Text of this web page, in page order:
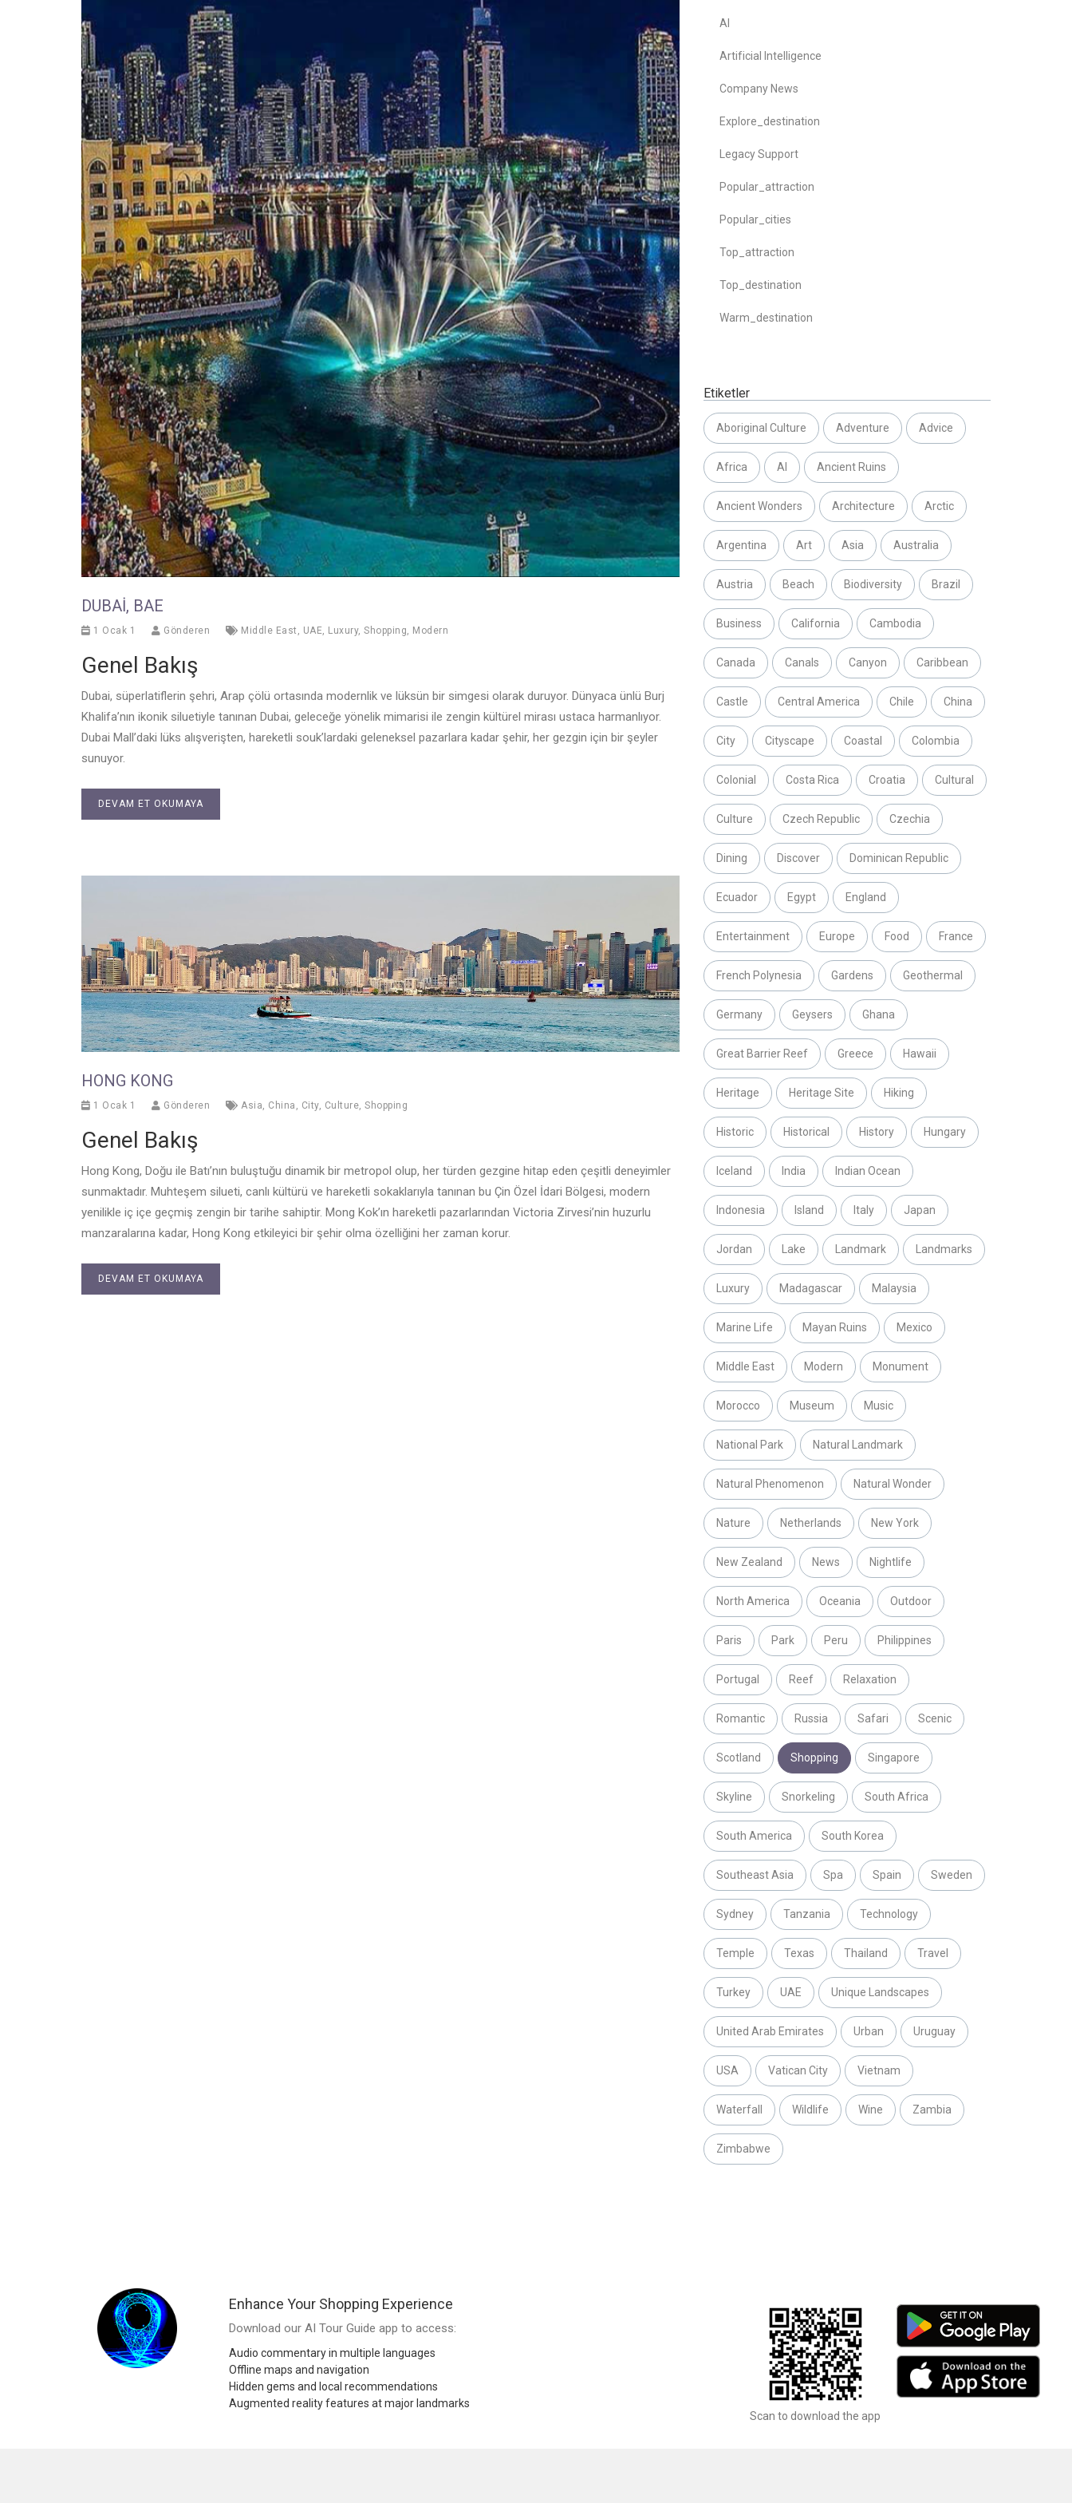
DUBAI, BAE
1 Ocak 1 Gönderen Middle East , UAE, Luxury, Shopping, Modern
Genel Bakış
Dubai, süperlatiflerin şehri, Arap çölü ortasında modernlik ve lüksün bir simgesi olarak duruyor. Dünyaca ünlü Burj
Khalifa’nın ikonik siluetiyle tanınan Dubai, geleceğe yönelik mimarisi ile zengin kültürel mirası ustaca harmanlıyor.
Dubai Mall’daki lüks alışverişten, hareketli souk’lardaki geleneksel pazarlara kadar şehir, her gezgin için bir şeyler
sunuyor.
DEVAM ET OKUMAYA
HONG KONG
1 Ocak 1 Gönderen Asia, China , City, Culture, Shopping
Genel Bakış
Hong Kong, Doğu ile Batı’nın buluştuğu dinamik bir metropol olup, her türden gezgine hitap eden çeşitli deneyimler
sunmaktadır. Muhteşem silueti, canlı kültürü ve hareketli sokaklarıyla tanınan bu Çin Özel İdari Bölgesi, modern
yenilikle iç içe geçmiş zengin bir tarihe sahiptir. Mong Kok’ın hareketli pazarlarından Victoria Zirvesi’nin huzurlu
manzaralarına kadar, Hong Kong etkileyici bir şehir olma özelliğini her zaman korur.
DEVAM ET OKUMAYA
AI
Artificial Intelligence
Company News
Explore_destination
Legacy Support
Popular_attraction
Popular_cities
Top_attraction
Top_destination
Warm_destination
Etiketler
Aboriginal Culture Adventure Advice
Africa AI Ancient Ruins
Ancient Wonders Architecture Arctic
Argentina Art Asia Australia
Austria Beach Biodiversity Brazil
Business California Cambodia
Canada Canals Canyon Caribbean
Castle Central America Chile China
City Cityscape Coastal Colombia
Colonial Costa Rica Croatia Cultural
Culture Czech Republic Czechia
Dining Discover Dominican Republic
Ecuador Egypt England
Entertainment Europe Food France
French Polynesia Gardens Geothermal
Germany Geysers Ghana
Great Barrier Reef Greece Hawaii
Heritage Heritage Site Hiking
Historic Historical History Hungary
Iceland India Indian Ocean
Indonesia Island Italy Japan
Jordan Lake Landmark Landmarks
Luxury Madagascar Malaysia
Marine Life Mayan Ruins Mexico
Middle East Modern Monument
Morocco Museum Music
National Park Natural Landmark
Natural Phenomenon Natural Wonder
Nature Netherlands New York
New Zealand News Nightlife
North America Oceania Outdoor
Paris Park Peru Philippines
Portugal Reef Relaxation
Romantic Russia Safari Scenic
Scotland Shopping Singapore
Skyline Snorkeling South Africa
South America South Korea
Southeast Asia Spa Spain Sweden
Sydney Tanzania Technology
Temple Texas Thailand Travel
Turkey UAE Unique Landscapes
United Arab Emirates Urban Uruguay
USA Vatican City Vietnam
Waterfall Wildlife Wine Zambia
Zimbabwe
Enhance Your Shopping Experience
Download our AI Tour Guide app to access:
Audio commentary in multiple languages
Offline maps and navigation
Hidden gems and local recommendations
Augmented reality features at major landmarks
Scan to download the app